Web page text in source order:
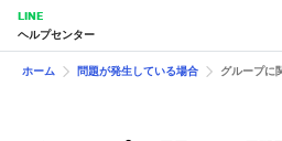
LINE
ヘルプセンター
ホーム 問題が発生している場合 グループに